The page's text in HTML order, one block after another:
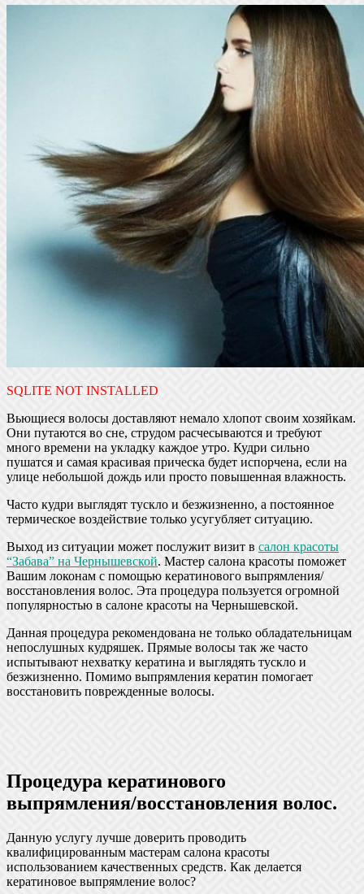
SQLITE NOT INSTALLED
Вьющиеся волосы доставляют немало хлопот своим хозяйкам.
Они путаются во сне, струдом расчесываются и требуют
много времени на укладку каждое утро. Кудри сильно
пушатся и самая красивая прическа будет испорчена, если на
улице небольшой дождь или просто повышенная влажность.
Часто кудри выглядят тускло и безжизненно, а постоянное
термическое воздействие только усугубляет ситуацию.
Выход из ситуации может послужит визит в салон красоты
“Забава” на Чернышевской. Мастер салона красоты поможет
Вашим локонам с помощью кератинового выпрямления/
восстановления волос. Эта процедура пользуется огромной
популярностью в салоне красоты на Чернышевской.
Данная процедура рекомендована не только обладательницам
непослушных кудряшек. Прямые волосы так же часто
испытывают нехватку кератина и выглядять тускло и
безжизненно. Помимо выпрямления кератин помогает
восстановить поврежденные волосы.
Процедура кератинового
выпрямления/восстановления волос.
Данную услугу лучше доверить проводить
квалифицированным мастерам салона красоты
использованием качественных средств. Как делается
кератиновое выпрямление волос?